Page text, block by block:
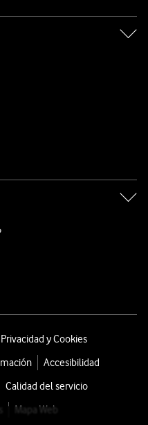
y Cookies
Accesibilidad
Calidad del servicio
Mapa Web